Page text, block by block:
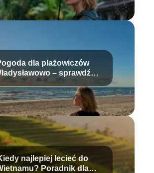
dla plażowiczów
– sprawdź
aktualne warunki
najlepiej lecieć do
Poradnik dla